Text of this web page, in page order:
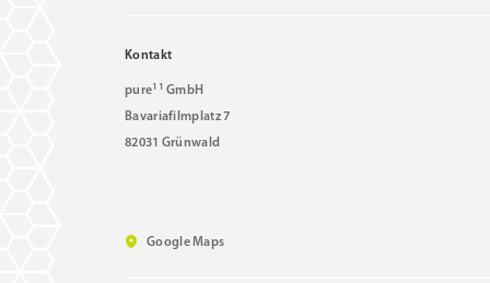
Kontakt
pure11 GmbH
Bavariafilmplatz 7
82031 Grünwald
Google Maps